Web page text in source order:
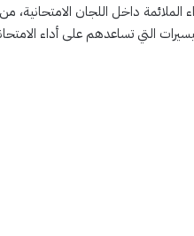
الملائمة داخل اللجان الامتحانية،
التي تساعدهم على أداء